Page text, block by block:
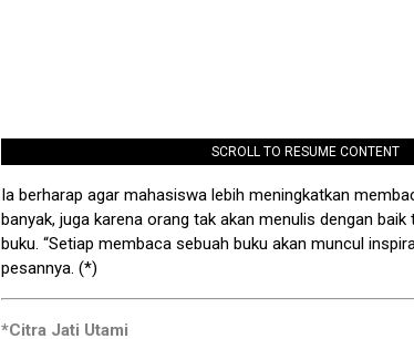
SCROLL TO RESUME CONTENT
Ia berharap agar mahasiswa lebih meningkatkan
banyak, juga karena orang tak akan menulis dengan
buku. “Setiap membaca sebuah buku akan muncul
pesannya. (*)
*Citra Jati Utami